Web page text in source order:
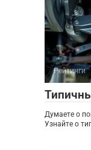
Рейтинги
Думаете о
Узнайте о